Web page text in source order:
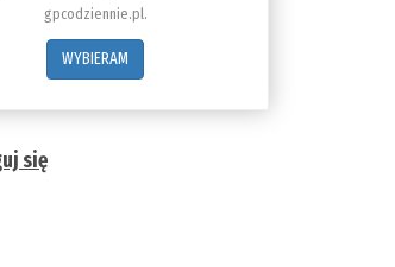
gpcodziennie.pl.
WYBIERAM
się